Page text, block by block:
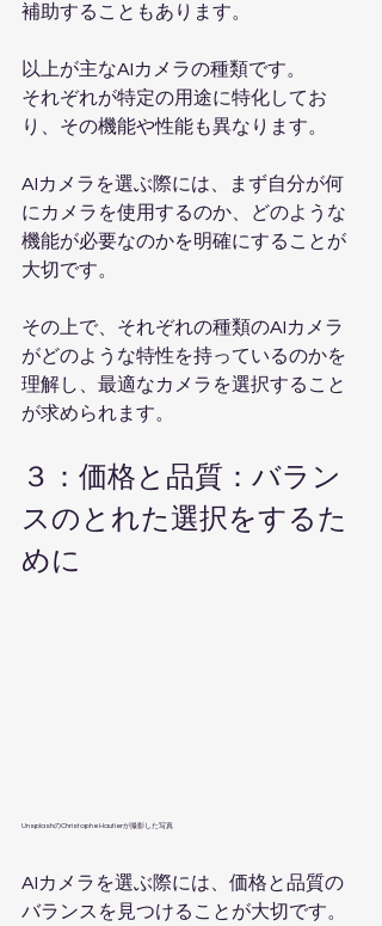
補助することもあります。
以上が主なAIカメラの種類です。
それぞれが特定の用途に特化してお
り、その機能や性能も異なります。
AIカメラを選ぶ際には、まず自分が何
にカメラを使用するのか、どのような
機能が必要なのかを明確にすることが
大切です。
その上で、それぞれの種類のAIカメラ
がどのような特性を持っているのかを
理解し、最適なカメラを選択すること
が求められます。
３：価格と品質：バラン
スのとれた選択をするた
めに
UnsplashのChristophe Hautierが撮影した写真
AIカメラを選ぶ際には、価格と品質の
バランスを見つけることが大切です。